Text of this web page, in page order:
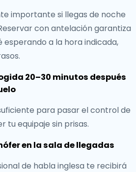
importante si llegas de noche
con antelación garantiza
a la hora indicada,
20–30 minutos después
para pasar el control de
tu equipaje sin prisas.
en la sala de llegadas
de habla inglesa te recibirá